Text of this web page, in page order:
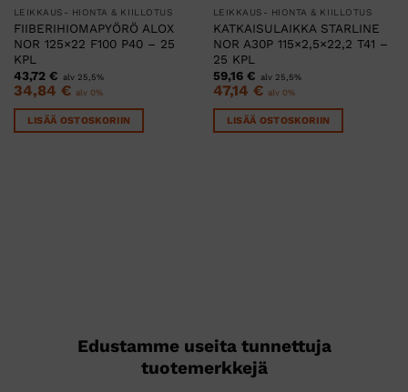
LEIKKAUS- HIONTA & KIILLOTUS
FIIBERIHIOMAPYÖRÖ ALOX
NOR 125×22 F100 P40 – 25
KPL
43,72 € alv 25,5%
34,84 € alv 0%
LISÄÄ OSTOSKORIIN
LEIKKAUS- HIONTA & KIILLOTUS
KATKAISULAIKKA STARLINE
NOR A30P 115×2,5×22,2 T41 –
25 KPL
59,16 € alv 25,5%
47,14 € alv 0%
LISÄÄ OSTOSKORIIN
Edustamme useita tunnettuja
tuotemerkkejä